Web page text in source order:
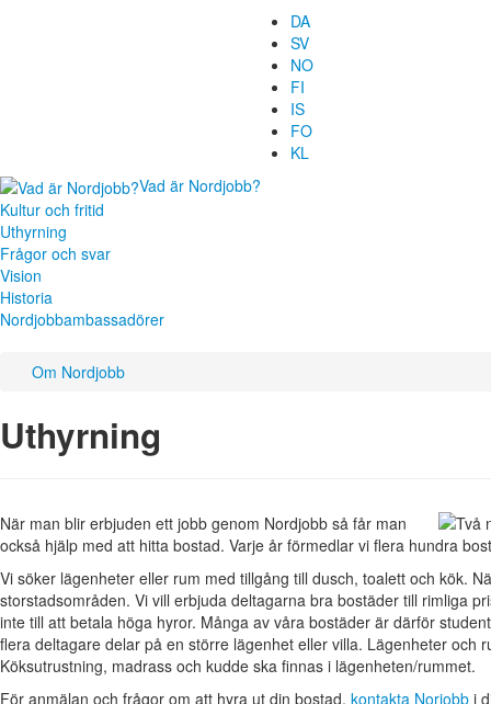
DA
SV
NO
FI
IS
FO
KL
Vad är Nordjobb?
Kultur och fritid
Uthyrning
Frågor och svar
Vision
Historia
Nordjobbambassadörer
Om Nordjobb
Uthyrning
När man blir erbjuden ett jobb genom Nordjobb så får man
också hjälp med att hitta bostad. Varje år förmedlar vi flera hundra
Vi söker lägenheter eller rum med tillgång till dusch, toalett och kök.
storstadsområden. Vi vill erbjuda deltagarna bra bostäder till rimliga
inte till att betala höga hyror. Många av våra bostäder är därför
flera deltagare delar på en större lägenhet eller villa. Lägenheter och
Köksutrustning, madrass och kudde ska finnas i lägenheten/rummet.
För anmälan och frågor om att hyra ut din bostad, kontakta Norjobb i